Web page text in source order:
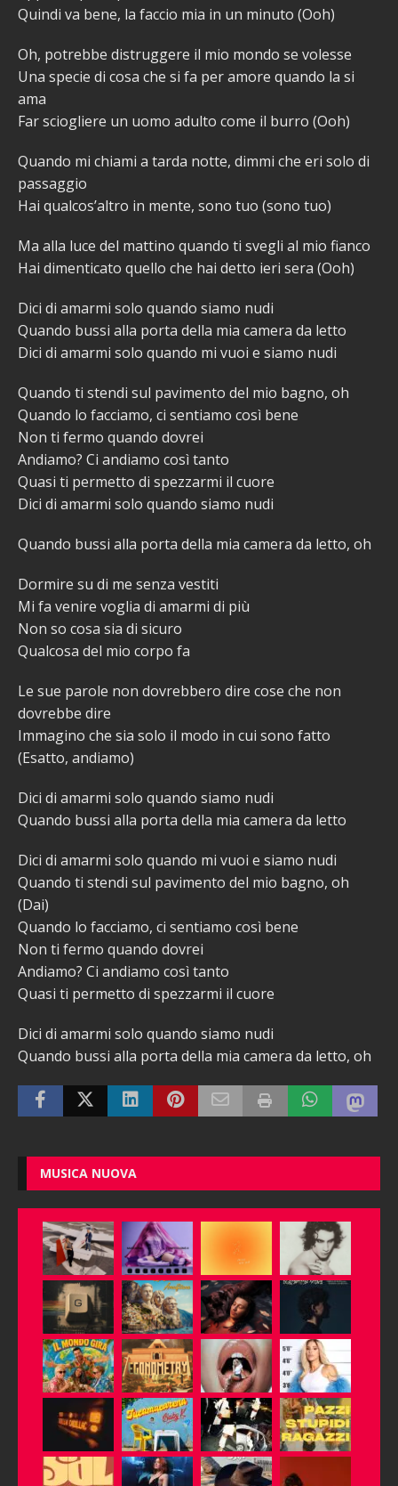
Quindi va bene, la faccio mia in un minuto (Ooh)
Oh, potrebbe distruggere il mio mondo se volesse
Una specie di cosa che si fa per amore quando la si
ama
Far sciogliere un uomo adulto come il burro (Ooh)
Quando mi chiami a tarda notte, dimmi che eri solo di
passaggio
Hai qualcos’altro in mente, sono tuo (sono tuo)
Ma alla luce del mattino quando ti svegli al mio fianco
Hai dimenticato quello che hai detto ieri sera (Ooh)
Dici di amarmi solo quando siamo nudi
Quando bussi alla porta della mia camera da letto
Dici di amarmi solo quando mi vuoi e siamo nudi
Quando ti stendi sul pavimento del mio bagno, oh
Quando lo facciamo, ci sentiamo così bene
Non ti fermo quando dovrei
Andiamo? Ci andiamo così tanto
Quasi ti permetto di spezzarmi il cuore
Dici di amarmi solo quando siamo nudi
Quando bussi alla porta della mia camera da letto, oh
Dormire su di me senza vestiti
Mi fa venire voglia di amarmi di più
Non so cosa sia di sicuro
Qualcosa del mio corpo fa
Le sue parole non dovrebbero dire cose che non
dovrebbe dire
Immagino che sia solo il modo in cui sono fatto
(Esatto, andiamo)
Dici di amarmi solo quando siamo nudi
Quando bussi alla porta della mia camera da letto
Dici di amarmi solo quando mi vuoi e siamo nudi
Quando ti stendi sul pavimento del mio bagno, oh
(Dai)
Quando lo facciamo, ci sentiamo così bene
Non ti fermo quando dovrei
Andiamo? Ci andiamo così tanto
Quasi ti permetto di spezzarmi il cuore
Dici di amarmi solo quando siamo nudi
Quando bussi alla porta della mia camera da letto, oh
MUSICA NUOVA